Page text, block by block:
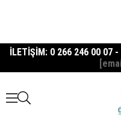
İLETİŞİM: 0 266 246 00 07